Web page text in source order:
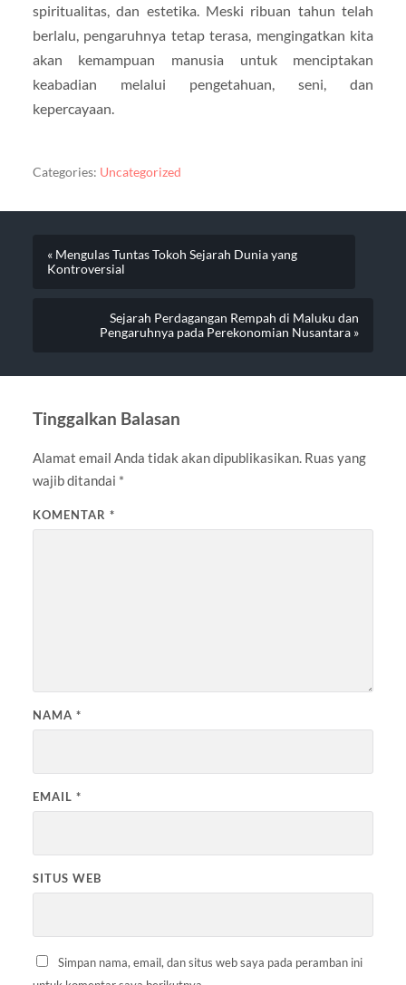
spiritualitas, dan estetika. Meski ribuan tahun telah
berlalu, pengaruhnya tetap terasa, mengingatkan kita
akan kemampuan manusia untuk menciptakan
keabadian melalui pengetahuan, seni, dan
kepercayaan.
Categories: Uncategorized
« Mengulas Tuntas Tokoh Sejarah Dunia yang
Kontroversial
Sejarah Perdagangan Rempah di Maluku dan
Pengaruhnya pada Perekonomian Nusantara »
Tinggalkan Balasan
Alamat email Anda tidak akan dipublikasikan. Ruas yang
wajib ditandai *
KOMENTAR *
NAMA *
EMAIL *
SITUS WEB
Simpan nama, email, dan situs web saya pada peramban ini